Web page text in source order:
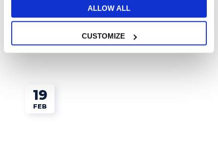
ALLOW ALL
CUSTOMIZE
tour gastronomico nei Paesi baltici
19
FEB